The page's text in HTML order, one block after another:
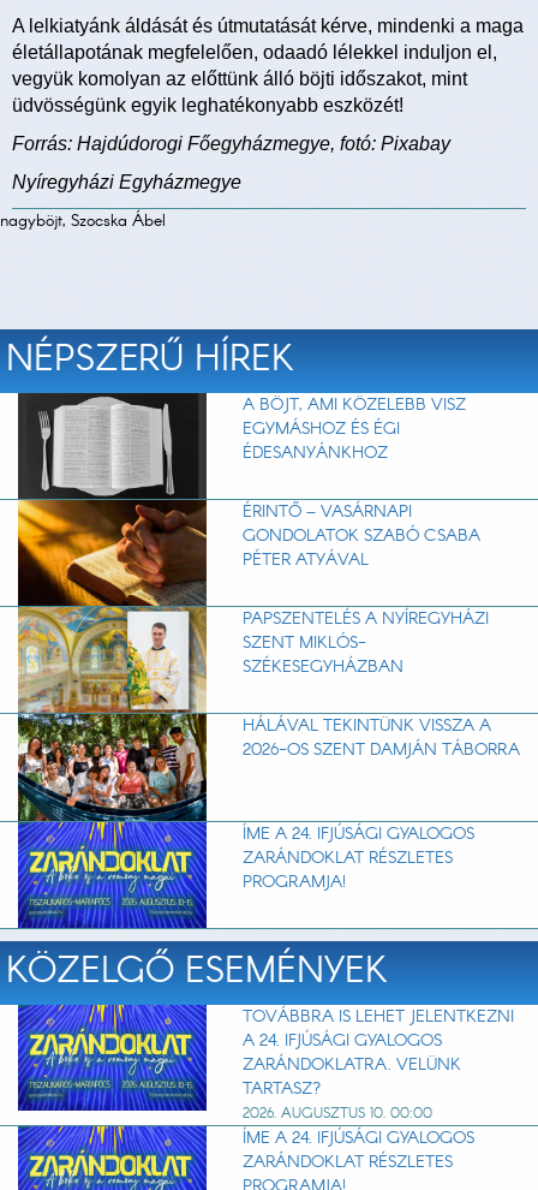
A lelkiatyánk áldását és útmutatását kérve, mindenki a maga
életállapotának megfelelően, odaadó lélekkel induljon el,
vegyük komolyan az előttünk álló böjti időszakot, mint
üdvösségünk egyik leghatékonyabb eszközét!
Forrás: Hajdúdorogi Főegyházmegye, fotó: Pixabay
Nyíregyházi Egyházmegye
nagyböjt, Szocska Ábel
NÉPSZERŰ HÍREK
A BÖJT, AMI KÖZELEBB VISZ
EGYMÁSHOZ ÉS ÉGI
ÉDESANYÁNKHOZ
ÉRINTŐ – VASÁRNAPI
GONDOLATOK SZABÓ CSABA
PÉTER ATYÁVAL
PAPSZENTELÉS A NYÍREGYHÁZI
SZENT MIKLÓS-
SZÉKESEGYHÁZBAN
HÁLÁVAL TEKINTÜNK VISSZA A
2026-OS SZENT DAMJÁN TÁBORRA
ÍME A 24. IFJÚSÁGI GYALOGOS
ZARÁNDOKLAT RÉSZLETES
PROGRAMJA!
KÖZELGŐ ESEMÉNYEK
TOVÁBBRA IS LEHET JELENTKEZNI
A 24. IFJÚSÁGI GYALOGOS
ZARÁNDOKLATRA. VELÜNK
TARTASZ?
2026. AUGUSZTUS 10. 00:00
ÍME A 24. IFJÚSÁGI GYALOGOS
ZARÁNDOKLAT RÉSZLETES